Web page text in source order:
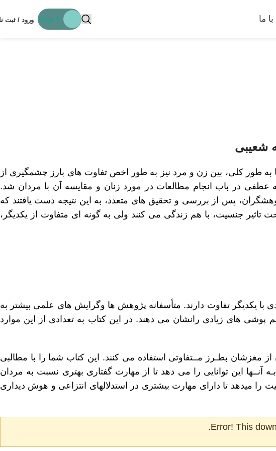
ما 0 تومان ورود / ثبت
شعیبی
طور کلی، بین زن و مرد نیز به طور اخص تفاوت های بارز چشمگیری از
در باب انجام مطالعات در مورد زنان و مقایسه آن با مردان شد.
پس از بررسی و تحقیق های متعدد، به این نتیجه دست یافتند که
جنسیت، با هم زندگی می کنند ولی به گونه ای متفاوت از یکدیگر،
با یکدیگر تفاوت دارند. متأسفانه پژوهش ها وگرایش های علمی بیشتر به
پوشی های زیادی رانشان می دهند. در این کتاب به تعدادی از این موارد
از مغزشان بطـرز مــتفاوتی استفاده می کنند. این کتاب شما را با مطالبی
این توانایی را می دهد تا از مهارت گفتاری بهتری نسبت به مردان
را میدهد تا دارای مهارت بیشتری در استدلالهای انتزاعی و هوش دیداری
Error! This